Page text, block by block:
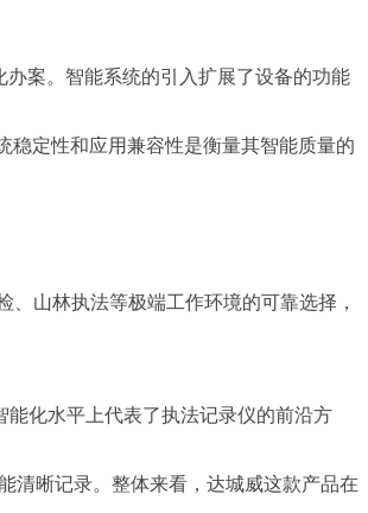
案。智能系统的引入扩展了设备的功能
稳定性和应用兼容性是衡量其智能质量的
山林执法等极端工作环境的可靠选择，
能化水平上代表了执法记录仪的前沿方
清晰记录。整体来看，达城威这款产品在